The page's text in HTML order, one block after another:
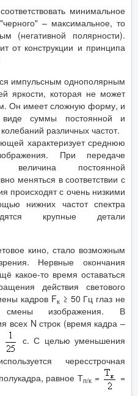
минимальное
– максимальное, то
(негативной полярности).
от конструкции и принципа
импульсным однополярным
яркости, которая не может
Он имеет сложную форму, и
суммы постоянной и
различных частот.
характеризует среднюю
При передаче
величина постоянной
меняться в соответствии с
происходят с очень низкими
нижних частот спектра
крупные детали
кино, стало возможным
Нервные окончания
какое-то время оставаться
действия светового
кадров Fк ≥ 50 Гц глаз не
смены изображения. В
всех N строк (время кадра –
с. С целью уменьшения
чересстрочная
равное Тп/к = =